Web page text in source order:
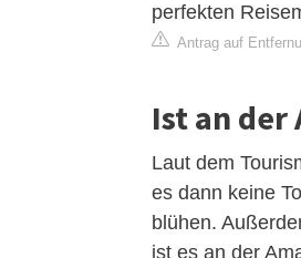
perfekten
Antrag auf
Ist an der
Laut dem
es dann keine
blühen.
ist es an der